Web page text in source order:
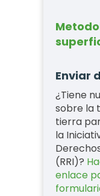
Enviar
¿Tiene
sobre la
tierra
la
(RRI)?
enlace